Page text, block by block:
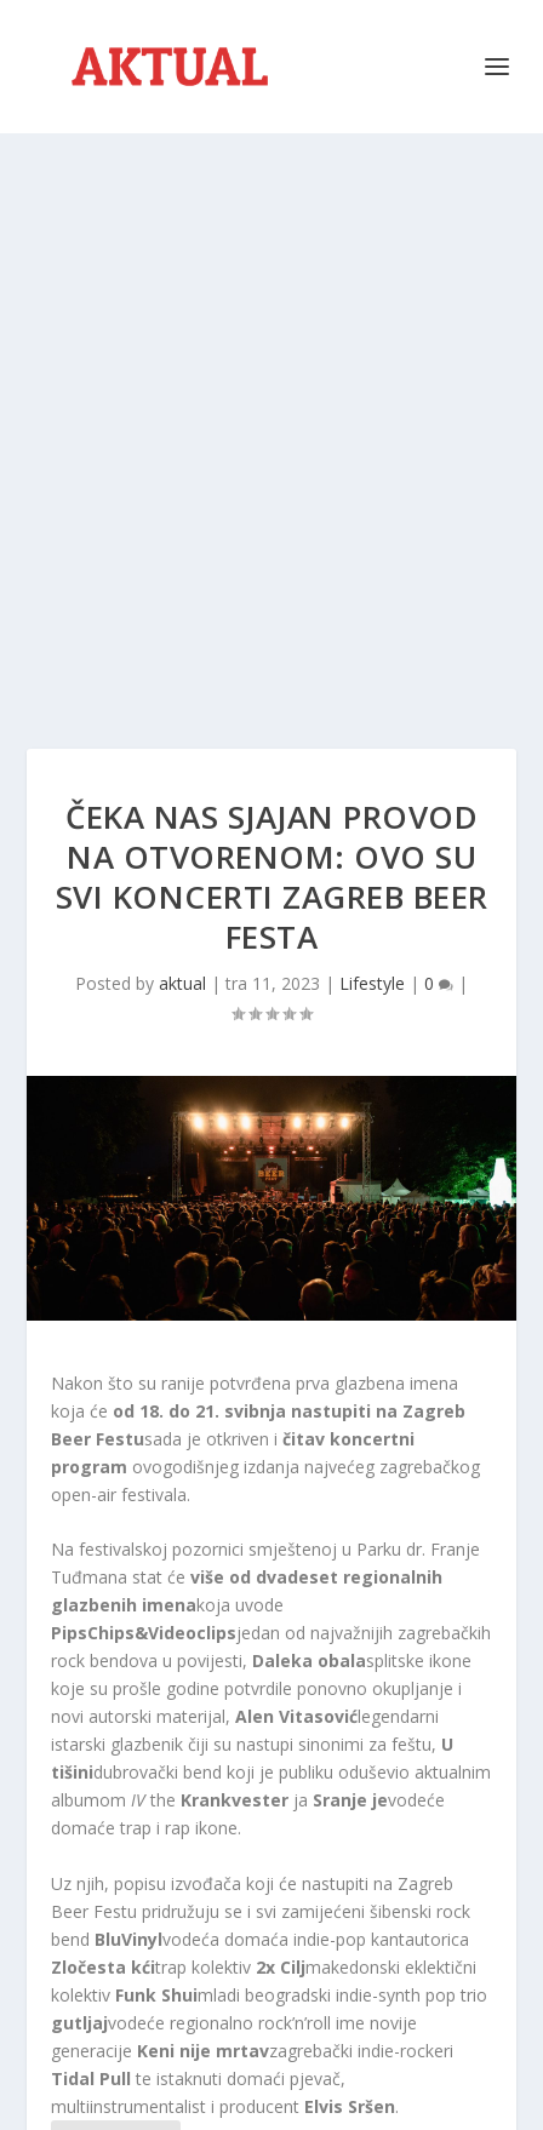
ČEKA NAS SJAJAN PROVOD
NA OTVORENOM: OVO SU
SVI KONCERTI ZAGREB BEER
FESTA
Posted by aktual | tra 11, 2023 | Lifestyle | 0 |
Nakon što su ranije potvrđena prva glazbena imena
koja će od 18. do 21. svibnja nastupiti na Zagreb
Beer Festusada je otkriven ičitav koncertni
program ovogodišnjeg izdanja najvećeg zagrebačkog
open-air festivala.
Na festivalskoj pozornici smještenoj u Parku dr. Franje
Tuđmana stat ćeviše od dvadeset regionalnih
glazbenih imenakoja uvode
PipsChips&Videoclipsjedan od najvažnijih zagrebačkih
rock bendova u povijesti, Daleka obalasplitske ikone
koje su prošle godine potvrdile ponovno okupljanje i
novi autorski materijal,Alen Vitasovićlegendarni
istarski glazbenik čiji su nastupi sinonimi za feštu, U
tišinidubrovački bend koji je publiku oduševio aktualnim
albumomIVthe Krankvester ja Sranje jevodeće
domaće trap i rap ikone.
Uz njih, popisu izvođača koji će nastupiti na Zagreb
Beer Festu pridružuju se i svi zamijećeni šibenski rock
bend BluVinylvodeća domaća indie-pop kantautorica
Zločesta kćitrap kolektiv 2x Ciljmakedonski eklektični
kolektiv Funk Shuimladi beogradski indie-synth pop trio
gutljajvodeće regionalno rock’n’roll ime novije
generacije Keni nije mrtavzagrebački indie-rockeri
Tidal Pull te istaknuti domaći pjevač,
multiinstrumentalist i producent Elvis Sršen.